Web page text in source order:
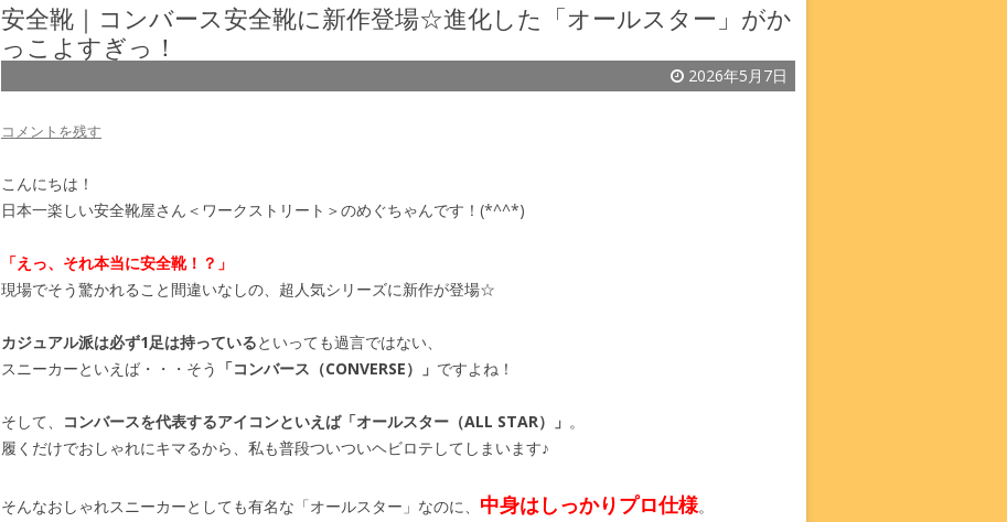
安全靴｜コンバース安全靴に新作登場☆進化した「オールスター」がか
っこよすぎっ！
2026年5月7日
コメントを残す
こんにちは！
日本一楽しい安全靴屋さん＜ワークストリート＞のめぐちゃんです！(*^^*)
「えっ、それ本当に安全靴！？」
現場でそう驚かれること間違いなしの、超人気シリーズに新作が登場☆
カジュアル派は必ず1足は持っているといっても過言ではない、
スニーカーといえば・・・そう 「コンバース（CONVERSE）」 ですよね！
そして、 コンバースを代表するアイコンといえば「オールスター（ALL STAR）」 。
履くだけでおしゃれにキマるから、私も普段ついついヘビロテしてしまいます♪
そんなおしゃれスニーカーとしても有名な「オールスター」なのに、 中身はしっかりプロ仕様。